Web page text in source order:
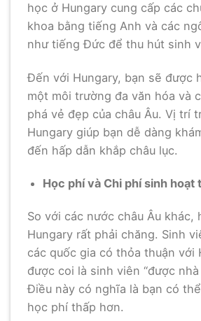
học ở Hungary cung cấp các
khoa bằng tiếng Anh và các
như tiếng Đức để thu hút sinh
Đến với Hungary, bạn sẽ được
một môi trường đa văn hóa và
phá vẻ đẹp của châu Âu. Vị trí
Hungary giúp bạn dễ dàng
đến hấp dẫn khắp châu lục.
Học phí và Chi phí sinh hoạt
So với các nước châu Âu khác,
Hungary rất phải chăng. Sinh
các quốc gia có thỏa thuận với
được coi là sinh viên “được nhà
Điều này có nghĩa là bạn có
học phí thấp hơn.